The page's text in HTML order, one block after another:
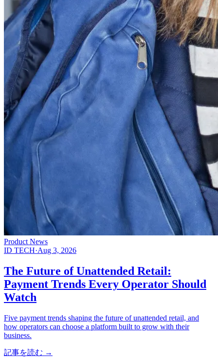
Product News
ID TECH·Aug 3, 2026
The Future of Unattended Retail:
Payment Trends Every Operator Should
Watch
Five payment trends shaping the future of unattended retail, and
how operators can choose a platform built to grow with their
business.
記事を読む →